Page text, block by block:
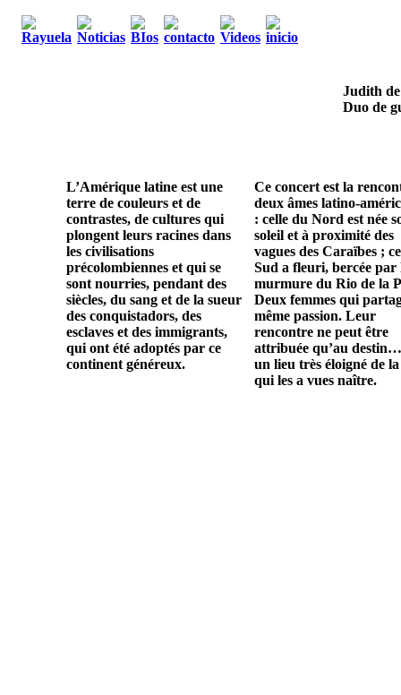
Judith
Duo de
L’Amérique latine est une
terre de couleurs et de
contrastes, de cultures qui
plongent leurs racines dans
les civilisations
précolombiennes et qui se
sont nourries, pendant des
siècles, du sang et de la sueur
des conquistadors, des
esclaves et des immigrants,
qui ont été adoptés par ce
continent généreux.
Ce concert est la
deux âmes latino-
: celle du Nord est née
soleil et à proximité des
vagues des Caraïbes ;
Sud a fleuri, bercée par
murmure du Rio de la
Deux femmes qui
même passion. Leur
rencontre ne peut être
attribuée qu’au
un lieu très éloigné de
qui les a vues naître.